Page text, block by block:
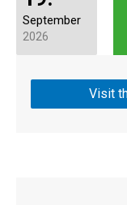
September
2026
Visit